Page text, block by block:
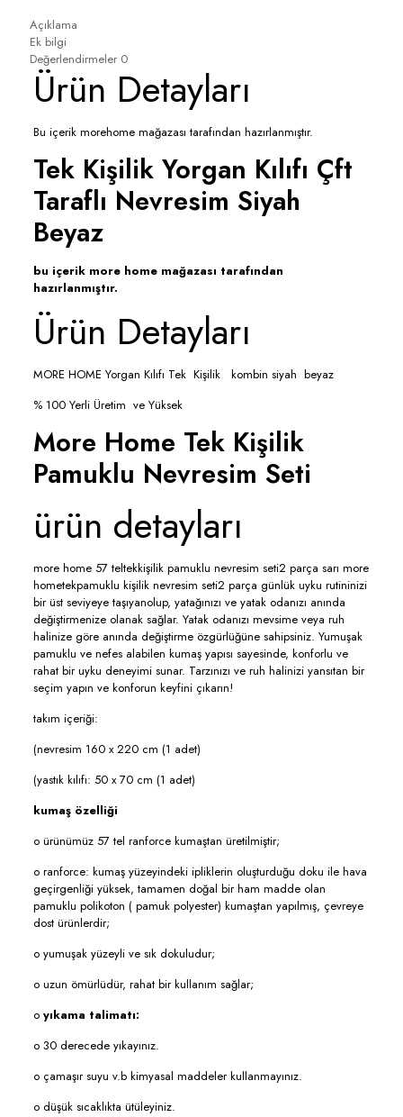
Açıklama
Ek bilgi
Değerlendirmeler 0
Ürün Detayları
Bu içerik morehome mağazası tarafından hazırlanmıştır.
Tek Kişilik Yorgan Kılıfı Çft
Taraflı Nevresim Siyah
Beyaz
bu içerik more home mağazası tarafından
hazırlanmıştır.
Ürün Detayları
MORE HOME Yorgan Kılıfı Tek Kişilik kombin siyah beyaz
% 100 Yerli Üretim ve Yüksek
More Home Tek Kişilik
Pamuklu Nevresim Seti
ürün detayları
more home 57 teltekkişilik pamuklu nevresim seti2 parça sarı more
hometekpamuklu kişilik nevresim seti2 parça günlük uyku rutininizi
bir üst seviyeye taşıyanolup, yatağınızı ve yatak odanızı anında
değiştirmenize olanak sağlar. Yatak odanızı mevsime veya ruh
halinize göre anında değiştirme özgürlüğüne sahipsiniz. Yumuşak
pamuklu ve nefes alabilen kumaş yapısı sayesinde, konforlu ve
rahat bir uyku deneyimi sunar. Tarzınızı ve ruh halinizi yansıtan bir
seçim yapın ve konforun keyfini çıkarın!
takım içeriği:
(nevresim 160 x 220 cm (1 adet)
(yastık kılıfı: 50 x 70 cm (1 adet)
kumaş özelliği
o ürünümüz 57 tel ranforce kumaştan üretilmiştir;
o ranforce: kumaş yüzeyindeki ipliklerin oluşturduğu doku ile hava
geçirgenliği yüksek, tamamen doğal bir ham madde olan
pamuklu polikoton ( pamuk polyester) kumaştan yapılmış, çevreye
dost ürünlerdir;
o yumuşak yüzeyli ve sık dokuludur;
o uzun ömürlüdür, rahat bir kullanım sağlar;
o yıkama talimatı:
o 30 derecede yıkayınız.
o çamaşır suyu v.b kimyasal maddeler kullanmayınız.
o düşük sıcaklıkta ütüleyiniz.